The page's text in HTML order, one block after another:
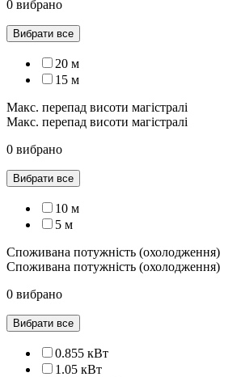
0 вибрано
Вибрати все
20 м
15 м
Макс. перепад висоти магістралі
Макс. перепад висоти магістралі
0 вибрано
Вибрати все
10 м
5 м
Споживана потужність (охолодження)
Споживана потужність (охолодження)
0 вибрано
Вибрати все
0.855 кВт
1.05 кВт